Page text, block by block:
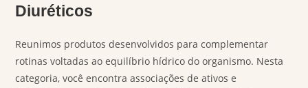
Diuréticos
Reunimos produtos desenvolvidos para complementar
rotinas voltadas ao equilíbrio hídrico do organismo. Nesta
categoria, você encontra associações de ativos e